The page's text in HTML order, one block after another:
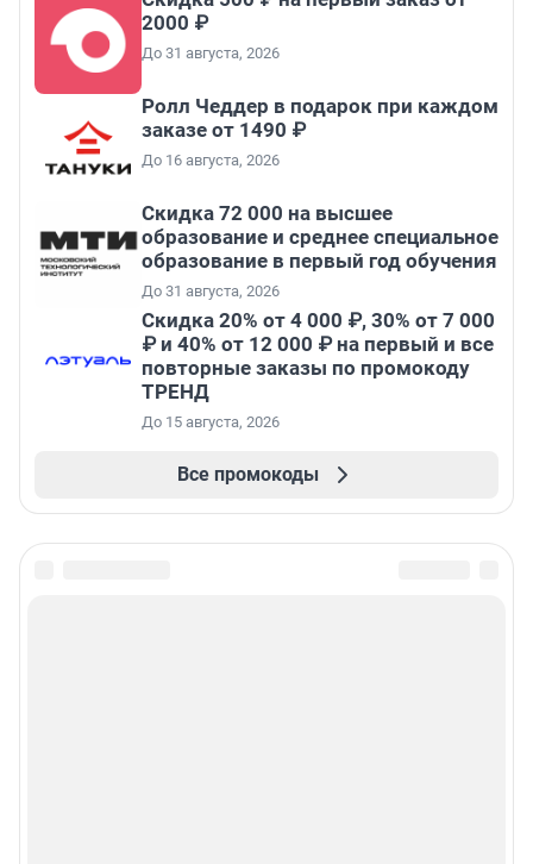
2000 ₽
До 31 августа, 2026
Ролл Чеддер в подарок при каждом
заказе от 1490 ₽
До 16 августа, 2026
Скидка 72 000 на высшее
образование и среднее специальное
образование в первый год обучения
До 31 августа, 2026
Скидка 20% от 4 000 ₽, 30% от 7 000
₽ и 40% от 12 000 ₽ на первый и все
повторные заказы по промокоду
ТРЕНД
До 15 августа, 2026
Все промокоды